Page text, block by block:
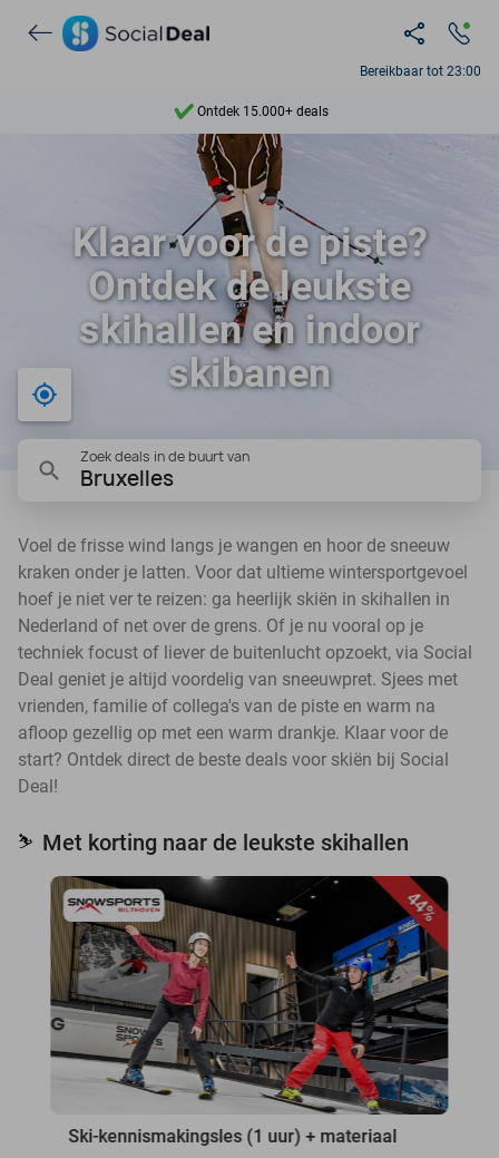
Bereikbaar tot 23:00
Ontdek 15.000+ deals
7 dagen per week beschikbaar
10+ miljoen leden
9,4
Ontdek 15.000+ deals
Klaar voor de piste?
Ontdek de leukste
skihallen en indoor
skibanen
Bij mij in de buurt
Zoek deals in de buurt van
Bruxelles
Voel de frisse wind langs je wangen en hoor de sneeuw
kraken onder je latten. Voor dat ultieme wintersportgevoel
hoef je niet ver te reizen: ga heerlijk skiën in skihallen in
Nederland of net over de grens. Of je nu vooral op je
techniek focust of liever de buitenlucht opzoekt, via Social
Deal geniet je altijd voordelig van sneeuwpret. Sjees met
vrienden, familie of collega's van de piste en warm na
afloop gezellig op met een warm drankje. Klaar voor de
start? Ontdek direct de beste deals voor skiën bij Social
Deal!
⛷️ Met korting naar de leukste skihallen
44%
Ski-kennismakingsles (1 uur) + materiaal